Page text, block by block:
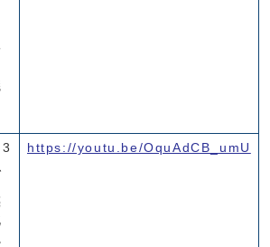
https://youtu.be/OquAdCB_umU